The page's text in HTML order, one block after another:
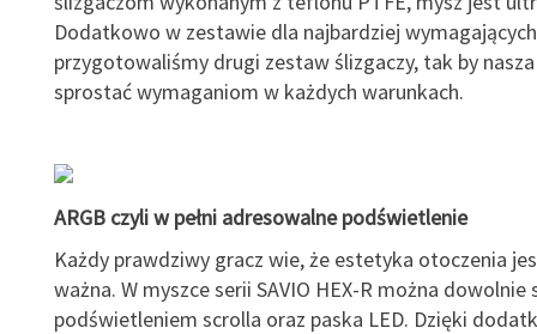
Dodatkowo w zestawie dla najbardziej
przygotowaliśmy drugi zestaw ślizgaczy, tak by
sprostać wymaganiom w każdych warunkach.
ARGB czyli w pełni adresowalne podświetlenie
Każdy prawdziwy gracz wie, że estetyka otoczenia
ważna. W myszce serii SAVIO HEX-R można
podświetleniem scrolla oraz paska LED. Dzięki